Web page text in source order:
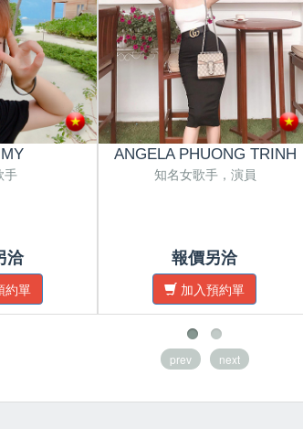
手
洽
約單
ANGELA PHUONG TRINH
知名女歌手，演員
報價另洽
加入預約單
prev next